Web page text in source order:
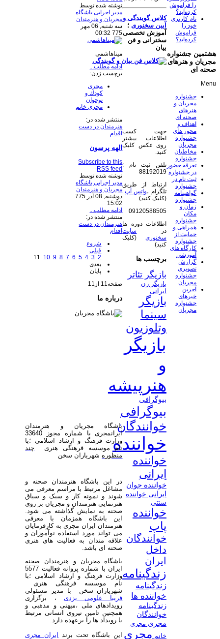
نوشته شده توسط
مدیر اجرایی باشگاه
مجریان و هنرمندان
سه شنبه, 06 مهر
775 00:32
ميناهاشمى
ادامه مطلب...
برچسب زدن:
مجرى
كودك و
نوجوان
مجری خانم
منتشر شده در:
هنرمندان در دست
اقدام
الهه پرسون
Subscribe to this
RSS feed
نوشته شده توسط
مدیر اجرایی باشگاه
مجریان و هنرمندان
دوشنبه, 08 آذر 775
15:02
ادامه مطلب...
منتشر شده در:
هنرمندان در دست
اقدام
شروع
قبلی
2
3
4
5
6
7
8
9
10
11
بعدی
پایان
صفحه11 از11
درباره ما
باشگاه مجریان و هنرمندان
ایرانمجری با شماره مجوز 33640
وزارت فرهنگ و ارشاد اسلامی ؛با
نام موسسه فرهنگی هنری چند
منظوره شهریاران سخن
در این باشگاه هنرمندان صحنه و
مشاغل مرتبط با مراسم معرفی می
شوند و نمونه کار و سبک و سیاق
هنرنمایی هنرمندان و مجریان بر روی
صحنه به نمایش گذاشته می شود.
این باشگاه همزمان با معرفی
هنرمندان ایران مجری به کارفرمایان
می تواند مورد استفاده نوآموزان و
علاقه مندان به فعالیت های هنری
صحنه ای باشد.
باشگاه مجریان و هنرمندان صحنه
ایران با شماره پروانه فعالیت 5577
وزارت فرهنگ و ارشاد اسلامی ؛با
نام موسسه فرهنگی هنری
شهریاران سخن با مدیر مسئولی
فریبا علومی یزدی ، برگزاری
رویدادهای ملی ،میهنی و مذهبی و
همچنین تامین نیروی انسانی مرتبط
با رویداد ها را برعهده دارد.
این باشگاه تحت برند ایران مجری
کلاس گویندگی و
آیین سخنوری ؛
آموزش تخصصی
سخنرانی و فن
بیان
جهت کسب
اطلاعات بیشتر
روی عکس کلیک
کنید.
تلفن ثبت نام :
88192019
ارتباط از طریق
تلگرام ،واتس آپ
(کلیک کنید)
09120588505
اطلاعات دوره ها
در
سایت
سخنوری (کلیک
کنید)
برچسب ها
بازیگر تئاتر
بازیگر زن
ایرانی
بازیگر
سینما
وتلوزیون
بازیگر
و
هنرپیشه
بیوگرافی
بیوگرافی
خوانندگان
خواننده
خواننده
ایرانی
خواننده جوان
ایرانی خواننده
سنتی
خواننده
پاپ
خوانندگان
داخل
ایران
زندگینامه
زندگینامه
خواننده ها
زندگینامه
خوانندگان
مجری مجری
خانم مجری
را فراموش
کرده‌اید؟
نام کاربری
خود را
فراموش
کرده‌اید؟
هشتمین جشنواره
مجریان و هنرهای
صحنه ای
Menu
جشنواره
مجریان و
هنرهای
صحنه ای
اهداف و
محور های
جشنواره
مجریان
مخاطبان
جشنواره
تعرفه حضور
در جشنواره
ثبت نام در
جشنواره
گواهینامه
جشنواره
زمان و
مکان
جشنواره
همراهی و
حمایت از
جشنواره
کارگاه های
آموزشی
گزارش
تصویری
جشنواره
مجریان
آخرین
خبرهای
جشنواره
مجریان